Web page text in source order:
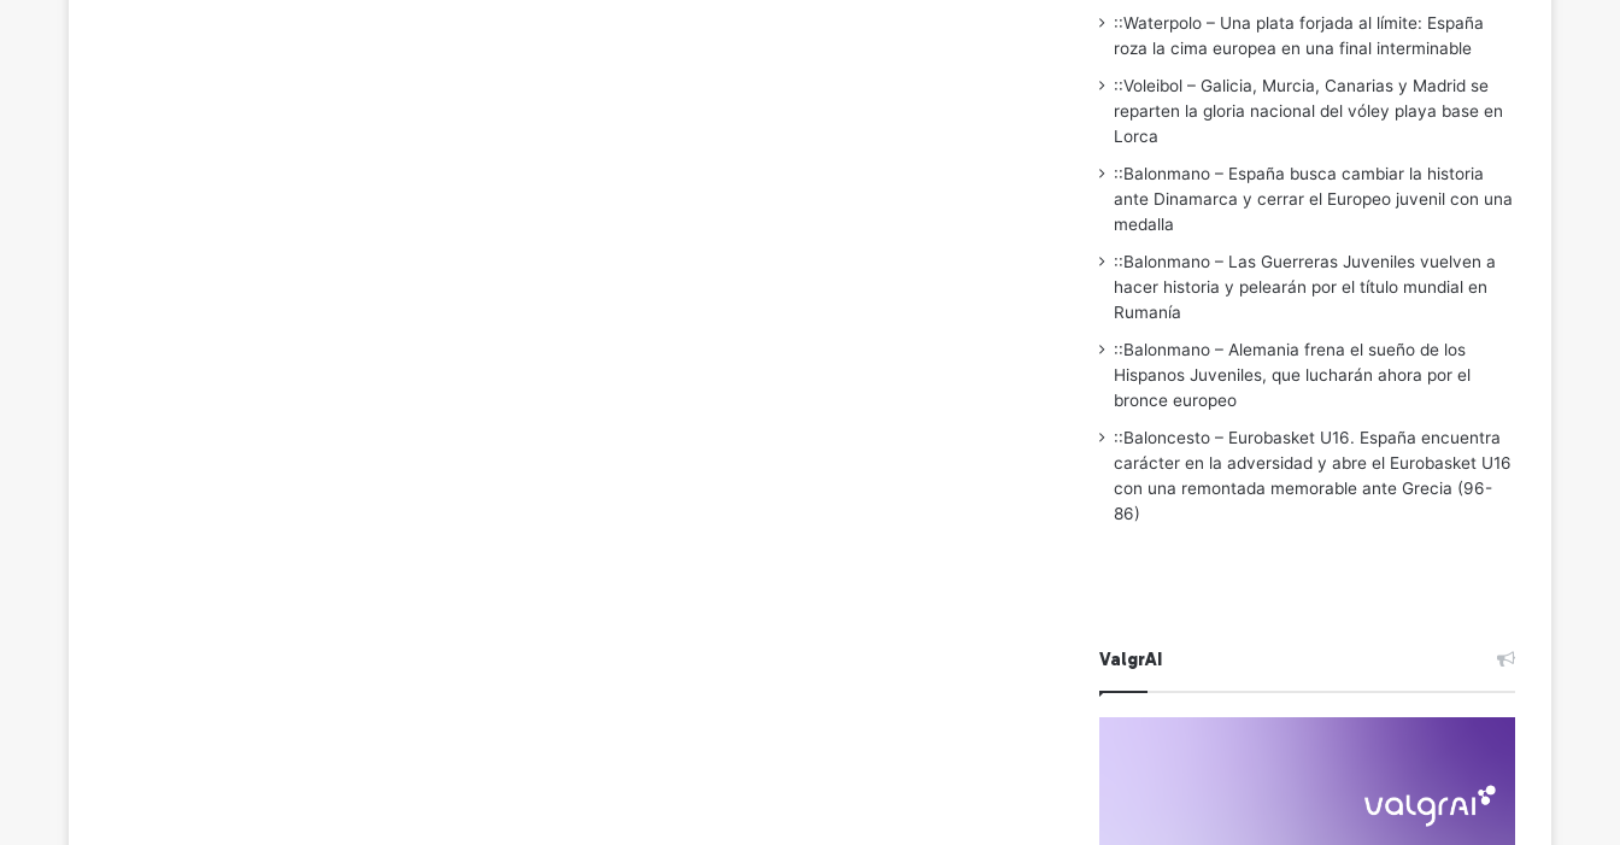
::Waterpolo – Una plata forjada al límite: España
roza la cima europea en una final interminable
::Voleibol – Galicia, Murcia, Canarias y Madrid se
reparten la gloria nacional del vóley playa base en
Lorca
::Balonmano – España busca cambiar la historia
ante Dinamarca y cerrar el Europeo juvenil con una
medalla
::Balonmano – Las Guerreras Juveniles vuelven a
hacer historia y pelearán por el título mundial en
Rumanía
::Balonmano – Alemania frena el sueño de los
Hispanos Juveniles, que lucharán ahora por el
bronce europeo
::Baloncesto – Eurobasket U16. España encuentra
carácter en la adversidad y abre el Eurobasket U16
con una remontada memorable ante Grecia (96-
86)
ValgrAI